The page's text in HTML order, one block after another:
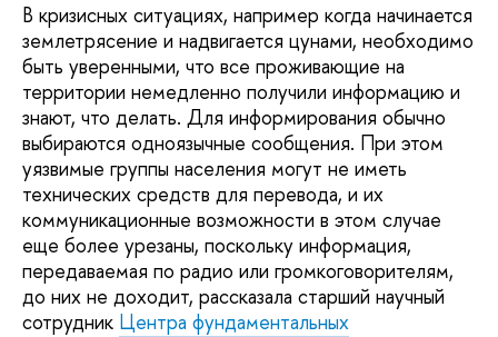
В кризисных ситуациях, например когда начинается
землетрясение и надвигается цунами, необходимо
быть уверенными, что все проживающие на
территории немедленно получили информацию и
знают, что делать. Для информирования обычно
выбираются одноязычные сообщения. При этом
уязвимые группы населения могут не иметь
технических средств для перевода, и их
коммуникационные возможности в этом случае
еще более урезаны, поскольку информация,
передаваемая по радио или громкоговорителям,
до них не доходит, рассказала старший научный
сотрудник Центра фундаментальных